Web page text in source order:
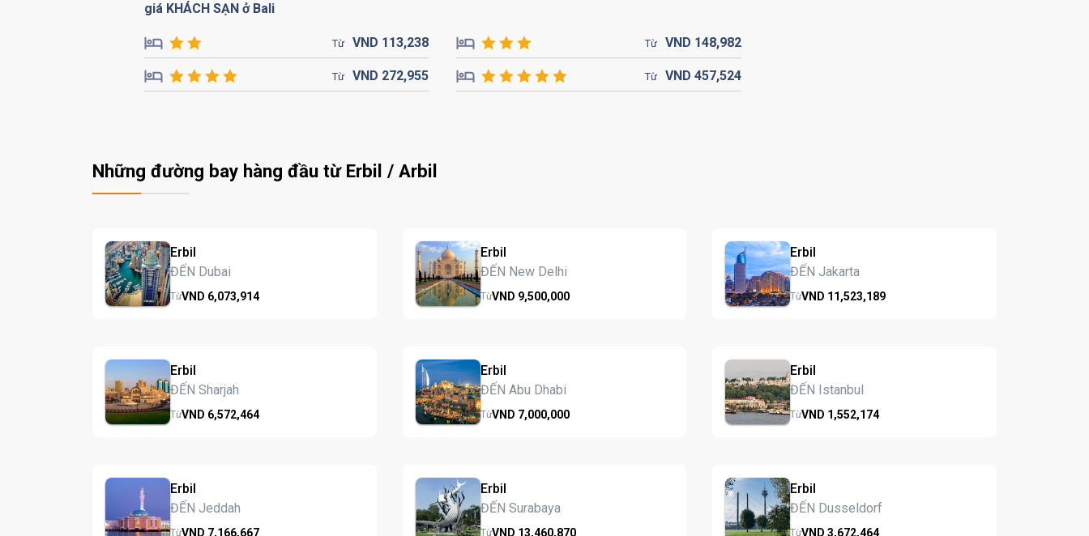
giá KHÁCH SẠN ở Bali
Từ VND 113,238 Từ VND 148,982
Từ VND 272,955 Từ VND 457,524
Những đường bay hàng đầu từ Erbil / Arbil
Erbil
ĐẾN Dubai
TừVND 6,073,914
Erbil
ĐẾN New Delhi
TừVND 9,500,000
Erbil
ĐẾN Jakarta
TừVND 11,523,189
Erbil
ĐẾN Sharjah
TừVND 6,572,464
Erbil
ĐẾN Abu Dhabi
TừVND 7,000,000
Erbil
ĐẾN Istanbul
TừVND 1,552,174
Erbil
ĐẾN Jeddah
TừVND 7,166,667
Erbil
ĐẾN Surabaya
TừVND 13,460,870
Erbil
ĐẾN Dusseldorf
TừVND3,672,464